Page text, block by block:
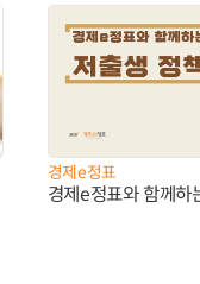
경제e정표
경제e정표와 함께하